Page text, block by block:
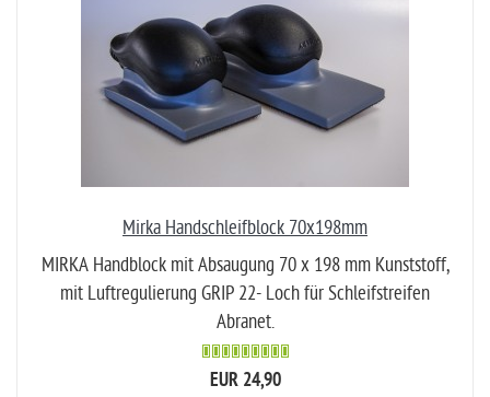
Mirka Handschleifblock 70x198mm
MIRKA Handblock mit Absaugung 70 x 198 mm Kunststoff,
mit Luftregulierung GRIP 22- Loch für Schleifstreifen
Abranet.
EUR 24,90